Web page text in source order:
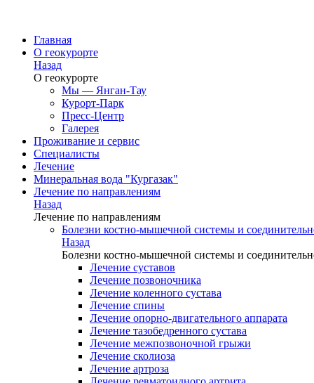
Главная
О геокурорте
Назад
О геокурорте
Мы — Янган-Тау
Курорт-Парк
Пресс-Центр
Галерея
Проживание и сервис
Специалисты
Лечение
Минеральная вода "Кургазак"
Лечение по направлениям
Назад
Лечение по направлениям
Болезни костно-мышечной системы и
Назад
Болезни костно-мышечной системы и
Лечение суставов
Лечение позвоночника
Лечение коленного сустава
Лечение спины
Лечение опорно-двигательного аппарата
Лечение тазобедренного сустава
Лечение межпозвоночной грыжи
Лечение сколиоза
Лечение артроза